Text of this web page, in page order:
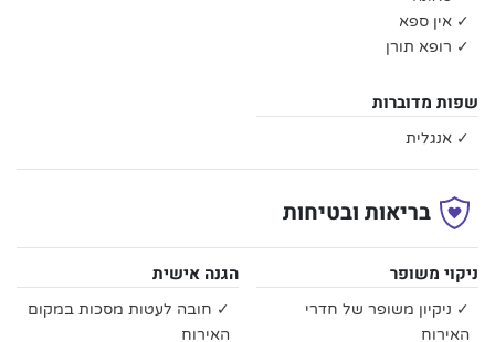
✓ אין ספא
✓ רופא תורן
שפות מדוברות
✓ אנגלית
בריאות ובטיחות
ניקוי משופר
✓ ניקיון משופר של חדרי
האירוח
הגנה אישית
✓ חובה לעטות מסכות במקום
האירוח